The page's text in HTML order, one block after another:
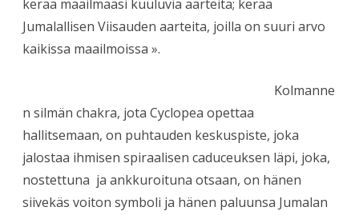
kerää maailmaasi kuuluvia aarteita; kerää
Jumalallisen Viisauden aarteita, joilla on suuri arvo
kaikissa maailmoissa ».
Kolmanne
n silmän chakra, jota Cyclopea opettaa
hallitsemaan, on puhtauden keskuspiste, joka
jalostaa ihmisen spiraalisen caduceuksen läpi, joka,
nostettuna ja ankkuroituna otsaan, on hänen
siivekäs voiton symboli ja hänen paluunsa Jumalan